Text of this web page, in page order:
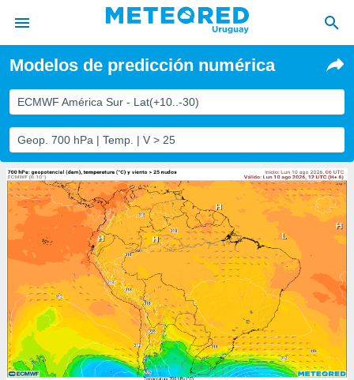
ha
por
para
la
se
calidad.
a este
las
forma
digital
basada
Modelos de predicción numérica
ECMWF América Sur - Lat(+10..-30)
Geop. 700 hPa | Temp. | V > 25